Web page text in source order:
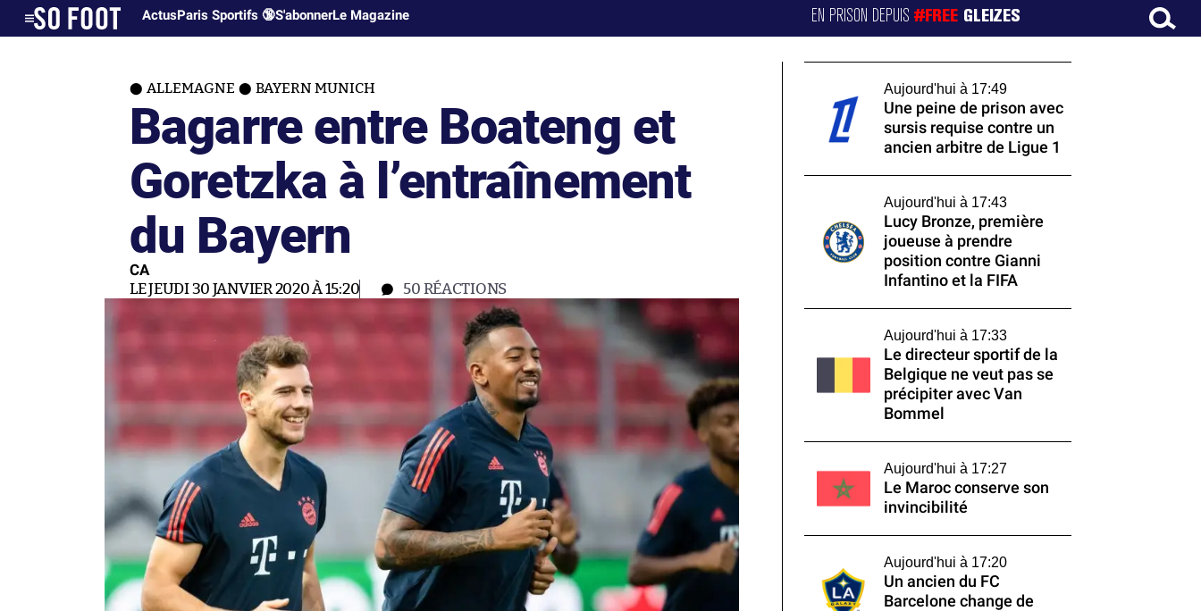
ActusParis Sportifs 🔞S'abonnerLe Magazine EN PRISON DEPUIS#FREE GLEIZES
ALLEMAGNE BAYERN MUNICH
Bagarre entre Boateng et
Goretzka à l’entraînement
du Bayern
CA
LE JEUDI 30 JANVIER 2020 À 15:20 50 RÉACTIONS
Aujourd'hui à 17:49
Une peine de prison avec
sursis requise contre un
ancien arbitre de Ligue 1
Aujourd'hui à 17:43
Lucy Bronze, première
joueuse à prendre
position contre Gianni
Infantino et la FIFA
Aujourd'hui à 17:33
Le directeur sportif de la
Belgique ne veut pas se
précipiter avec Van
Bommel
Aujourd'hui à 17:27
Le Maroc conserve son
invincibilité
Aujourd'hui à 17:20
Un ancien du FC
Barcelone change de